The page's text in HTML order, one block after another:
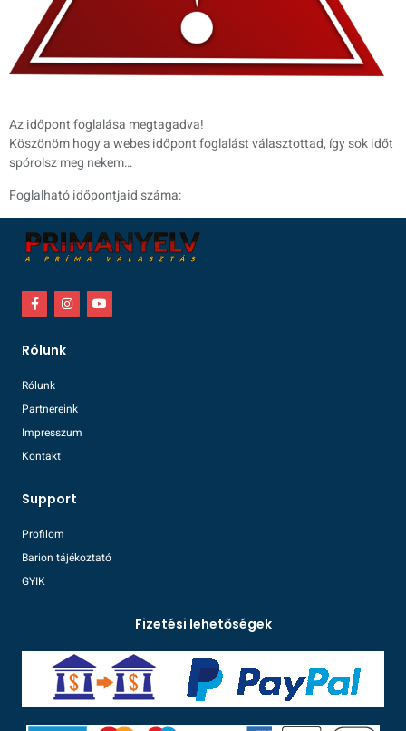
Az időpont foglalása megtagadva!
Köszönöm hogy a webes időpont foglalást választottad, így sok időt
spórolsz meg nekem…
Foglalható időpontjaid száma:
Rólunk
Rólunk
Partnereink
Impresszum
Kontakt
Support
Profilom
Barion tájékoztató
GYIK
Fizetési lehetőségek